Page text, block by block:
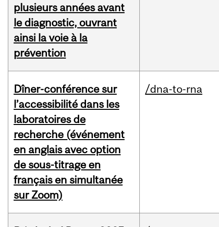
plusieurs années avant
le diagnostic, ouvrant
ainsi la voie à la
prévention
Dîner-conférence sur
l’accessibilité dans les
laboratoires de
recherche (événement
en anglais avec option
de sous-titrage en
français en simultanée
sur Zoom)
/dna-to-rna